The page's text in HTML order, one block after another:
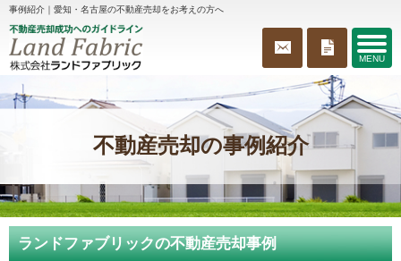
事例紹介｜愛知・名古屋の不動産売却をお考えの方へ
MENU
不動産売却の事例紹介
ランドファブリックの不動産売却事例